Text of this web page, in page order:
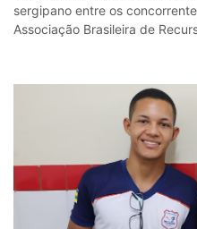
sergipano entre os
Associação Brasileira de